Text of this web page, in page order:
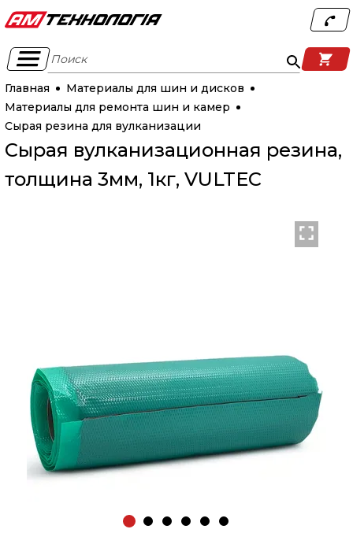
Поиск
Главная
Материалы для шин и дисков
Материалы для ремонта шин и камер
Сырая резина для вулканизации
Сырая вулканизационная резина,
толщина 3мм, 1кг, VULTEC